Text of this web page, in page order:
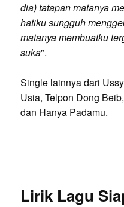
dia) tatapan matanya
hatiku sungguh
matanya membuatku
suka".
Single lainnya dari
Usia, Telpon Dong
dan Hanya Padamu.
Lirik Lagu